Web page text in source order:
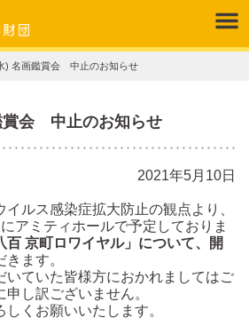
) 名画鑑賞会 中止のお知らせ
賞会 中止のお知らせ
2021年5月10日
ルス感染症拡大防止の観点より、
アミティホールで予定しておりま
百 京町ロワイヤル」について、開
ます。
いていた皆様方におかれましてはご
し訳ございません。
くお願いいたします。